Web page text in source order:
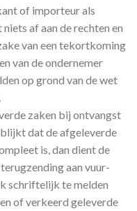
of importeur als
af aan de rechten en
van een tekortkoming
van de ondernemer
op grond van de wet
zaken bij ontvangst
dat de afgeleverde
is, dan dient de
aan vuur-
schriftelijk te melden
of verkeerd geleverde